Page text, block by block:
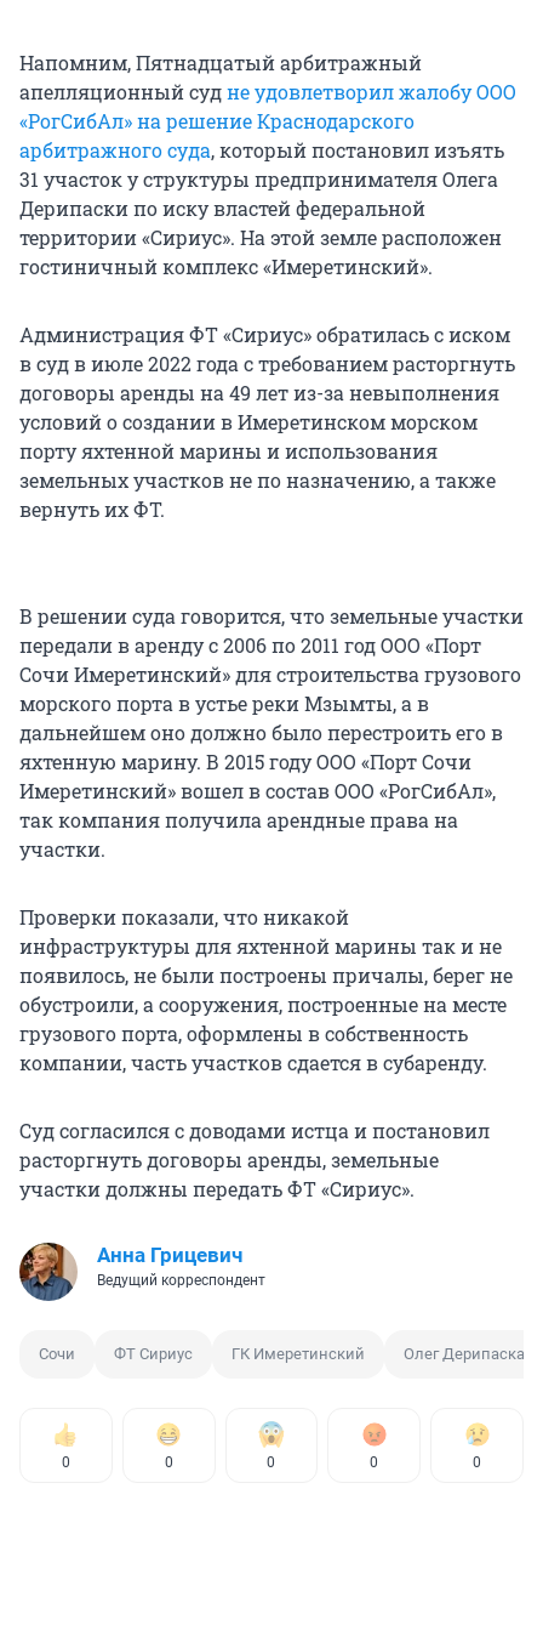
Напомним, Пятнадцатый арбитражный
апелляционный судне удовлетворил жалобу ООО
«РогСибАл» на решение Краснодарского
арбитражного суда, который постановил изъять
31 участок у структуры предпринимателя Олега
Дерипаски по иску властей федеральной
территории «Сириус». На этой земле расположен
гостиничный комплекс «Имеретинский».
Администрация ФТ «Сириус» обратилась с иском
в суд в июле 2022 года с требованием расторгнуть
договоры аренды на 49 лет из-за невыполнения
условий о создании в Имеретинском морском
порту яхтенной марины и использования
земельных участков не по назначению, а также
вернуть их ФТ.
В решении суда говорится, что земельные участки
передали в аренду с 2006 по 2011 год ООО «Порт
Сочи Имеретинский» для строительства грузового
морского порта в устье реки Мзымты, а в
дальнейшем оно должно было перестроить его в
яхтенную марину. В 2015 году ООО «Порт Сочи
Имеретинский» вошел в состав ООО «РогСибАл»,
так компания получила арендные права на
участки.
Проверки показали, что никакой
инфраструктуры для яхтенной марины так и не
появилось, не были построены причалы, берег не
обустроили, а сооружения, построенные на месте
грузового порта, оформлены в собственность
компании, часть участков сдается в субаренду.
Суд согласился с доводами истца и постановил
расторгнуть договоры аренды, земельные
участки должны передать ФТ «Сириус».
Анна Грицевич
Ведущий корреспондент
Сочи ФТ Сириус ГК Имеретинский Олег Дерипаска
0 0 0 0 0